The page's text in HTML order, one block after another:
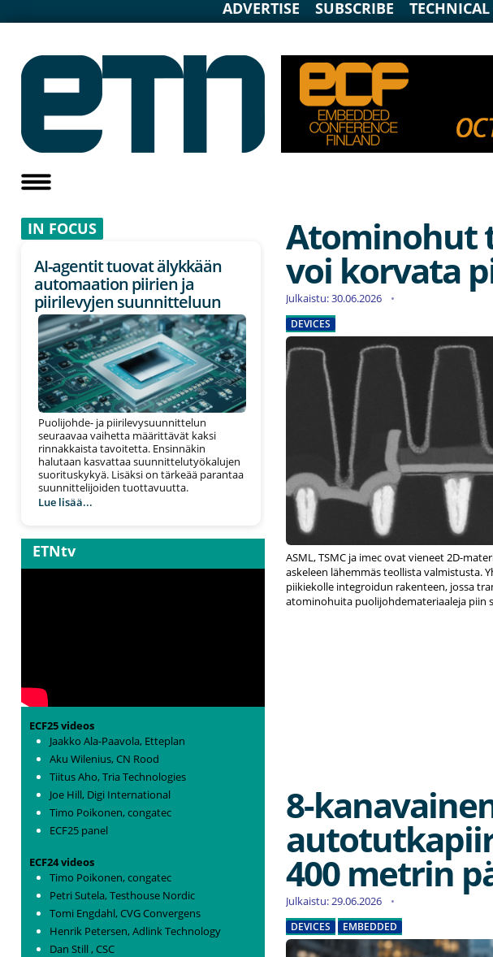
ADVERTISE SUBSCRIBE TECHNICAL
IN FOCUS
AI-agentit tuovat älykkään
automaation piirien ja
piirilevyjen suunnitteluun
Puolijohde- ja piirilevysuunnittelun
seuraavaa vaihetta määrittävät kaksi
rinnakkaista tavoitetta. Ensinnäkin
halutaan kasvattaa suunnittelutyökalujen
suorituskykyä. Lisäksi on tärkeää parantaa
suunnittelijoiden tuottavuutta.
Lue lisää...
ETNtv
ECF25 videos
Jaakko Ala-Paavola, Etteplan
Aku Wilenius, CN Rood
Tiitus Aho, Tria Technologies
Joe Hill, Digi International
Timo Poikonen, congatec
ECF25 panel
ECF24 videos
Timo Poikonen, congatec
Petri Sutela, Testhouse Nordic
Tomi Engdahl, CVG Convergens
Henrik Petersen, Adlink Technology
Dan Still , CSC
Atominohut
voi korvata
Julkaistu: 30.06.2026
DEVICES
ASML, TSMC ja imec ovat vieneet 2D-
askeleen lähemmäs teollista valmistusta.
piikiekolle integroidun rakenteen, jossa
atominohuita puolijohdemateriaaleja piin
8-
400 metrin
Julkaistu: 29.06.2026
DEVICES EMBEDDED